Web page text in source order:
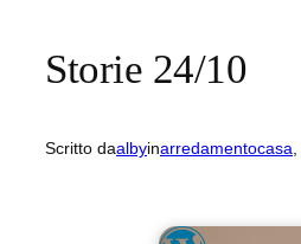
Storie 24/10
Scritto daalbyinarredamentocasa,